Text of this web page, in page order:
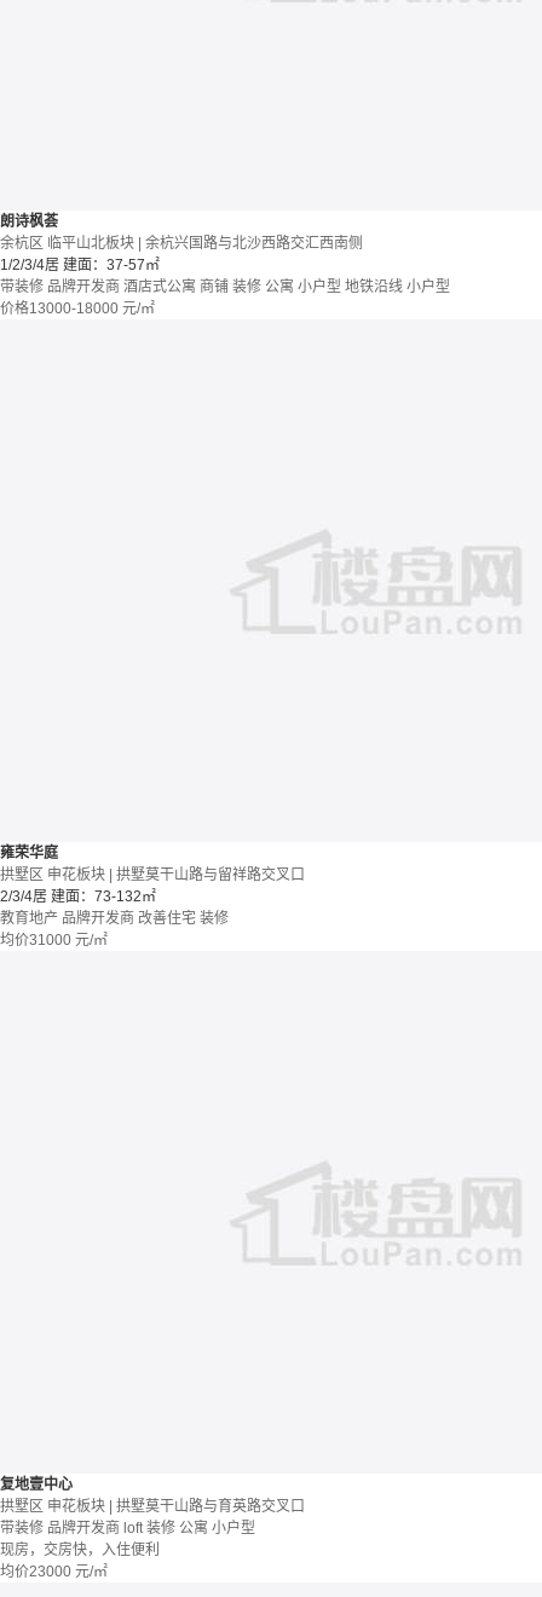
朗诗枫荟
余杭区 临平山北板块 | 余杭兴国路与北沙西路交汇西南侧
1/2/3/4居 建面：37-57㎡
带装修 品牌开发商 酒店式公寓 商铺 装修 公寓 小户型 地铁沿线 小户型
价格13000-18000 元/㎡
雍荣华庭
拱墅区 申花板块 | 拱墅莫干山路与留祥路交叉口
2/3/4居 建面：73-132㎡
教育地产 品牌开发商 改善住宅 装修
均价31000 元/㎡
复地壹中心
拱墅区 申花板块 | 拱墅莫干山路与育英路交叉口
带装修 品牌开发商 loft 装修 公寓 小户型
现房，交房快，入住便利
均价23000 元/㎡